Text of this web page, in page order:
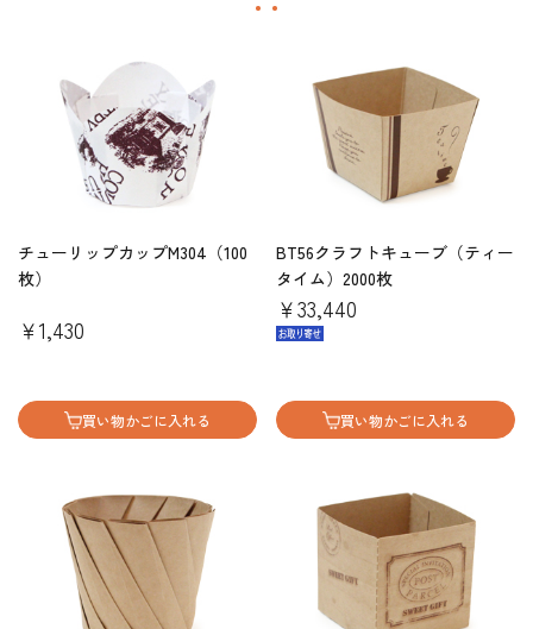
チューリップカップM304（100
枚）
￥1,430
買い物かごに入れる
BT56クラフトキューブ（ティー
タイム）2000枚
￥33,440
買い物かごに入れる